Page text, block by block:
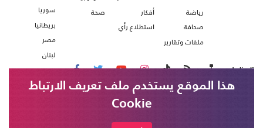
رياضة
صحافة
ملفات وتقارير
أفكار
استطلاع رأي
صحة
سوريا
بريطانيا
مصر
لبنان
تابعنا على
هذا الموقع يستخدم ملف تعريف الارتباط
Cookie